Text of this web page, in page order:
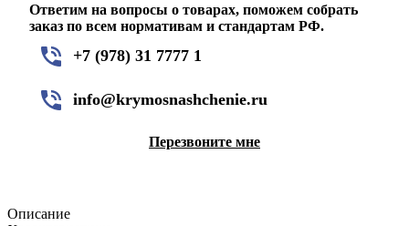
Ответим на вопросы о товарах, поможем собрать
заказ по всем нормативам и стандартам РФ.
+7 (978) 31 7777 1
info@krymosnashchenie.ru
Перезвоните мне
Описание